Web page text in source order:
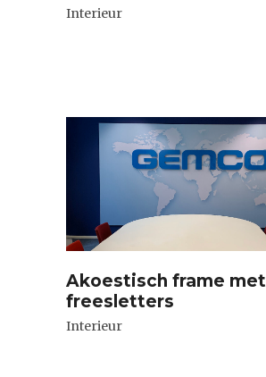
Interieur
Akoestisch frame met
freesletters
Interieur